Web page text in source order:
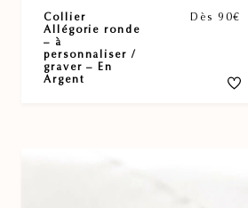
Collier
Allégorie ronde
– à
personnaliser /
graver – En
Argent
Dès 90€